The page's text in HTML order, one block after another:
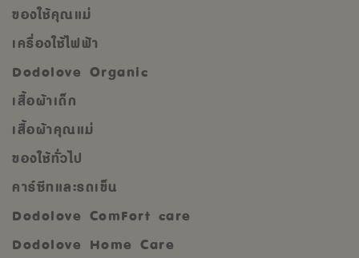
ของใช้คุณแม่
เครื่องใช้ไฟฟ้า
Dodolove Organic
เสื้อผ้าเด็ก
เสื้อผ้าคุณแม่
ของใช้ทั่วไป
คาร์ซีทและรถเข็น
Dodolove ComFort care
Dodolove Home Care